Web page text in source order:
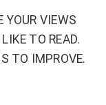
YOUR VIEWS
TO READ.
TO IMPROVE.